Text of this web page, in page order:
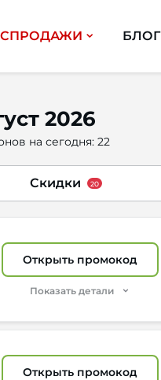
БЛОГ
2026
на сегодня: 22
Скидки 20
Открыть промокод
Показать детали
Открыть промокод